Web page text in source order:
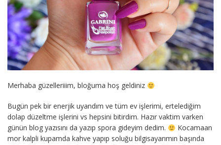
Merhaba güzelleriiim, bloğuma hoş geldiniz
Bugün pek bir enerjik uyandım ve tüm ev işlerimi, ertelediğim
dolap düzeltme işlerini vs hepsini bitirdim. Hazır vaktim varken
günün blog yazısını da yazıp spora gideyim dedim.
Kocamaan
mor kalpli kupamda kahve yapıp soluğu bilgisayarımın başında